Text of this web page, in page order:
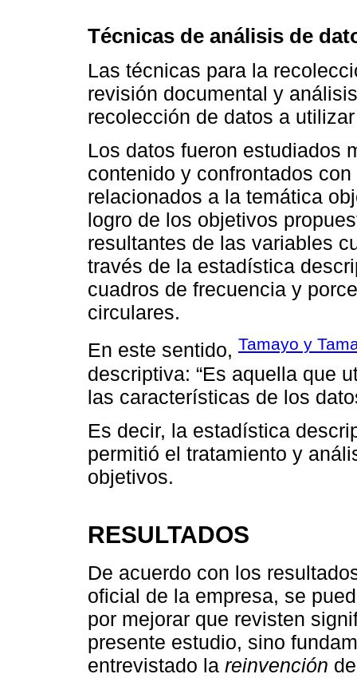
Técnicas de análisis de
Las técnicas para la
revisión documental y
recolección de datos a
Los datos fueron estudiados
contenido y confrontados
relacionados a la temática
logro de los objetivos
resultantes de las variables
través de la estadística
cuadros de frecuencia y
circulares.
En este sentido, Tamayo y
descriptiva: “Es aquella que
las características de los
Es decir, la estadística
permitió el tratamiento y
objetivos.
RESULTADOS
De acuerdo con los
oficial de la empresa, se
por mejorar que revisten
presente estudio, sino
entrevistado la reinvención